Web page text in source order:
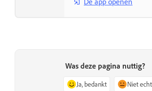
Was deze pagina nuttig?
Ja, bedankt Niet echt